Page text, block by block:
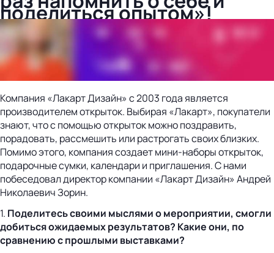
поделиться опытом»!
Компания «Лакарт Дизайн» с 2003 года является
производителем открыток. Выбирая «Лакарт», покупатели
знают, что с помощью открыток можно поздравить,
порадовать, рассмешить или растрогать своих близких.
Помимо этого, компания создает мини-наборы открыток,
подарочные сумки, календари и приглашения. С нами
побеседовал директор компании «Лакарт Дизайн» Андрей
Николаевич Зорин.
1. Поделитесь своими мыслями о мероприятии, смогли
добиться ожидаемых результатов? Какие они, по
сравнению с прошлыми выставками?